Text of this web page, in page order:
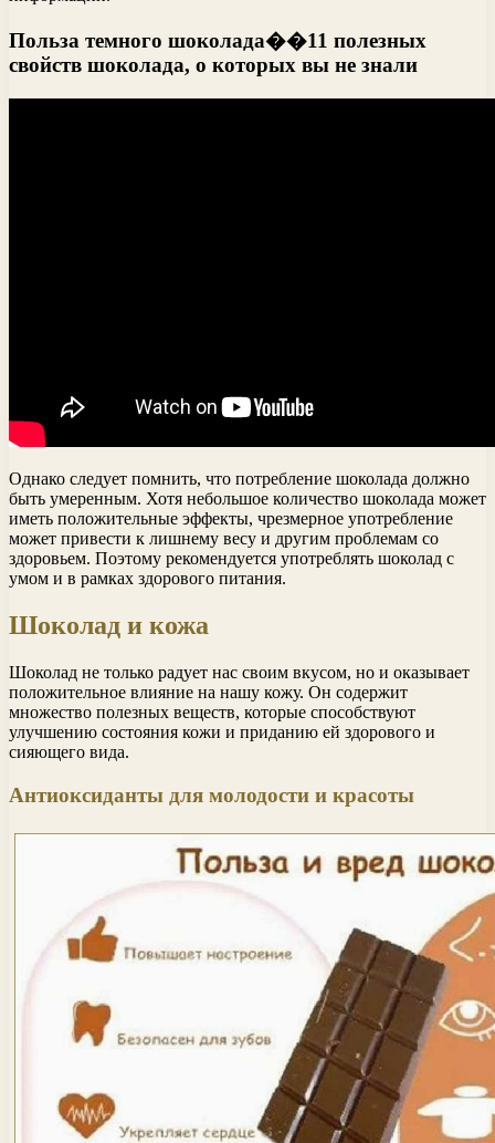
Польза темного шоколада��11 полезных
свойств шоколада, о которых вы не знали
Однако следует помнить, что потребление шоколада должно
быть умеренным. Хотя небольшое количество шоколада может
иметь положительные эффекты, чрезмерное употребление
может привести к лишнему весу и другим проблемам со
здоровьем. Поэтому рекомендуется употреблять шоколад с
умом и в рамках здорового питания.
Шоколад и кожа
Шоколад не только радует нас своим вкусом, но и оказывает
положительное влияние на нашу кожу. Он содержит
множество полезных веществ, которые способствуют
улучшению состояния кожи и приданию ей здорового и
сияющего вида.
Антиоксиданты для молодости и красоты